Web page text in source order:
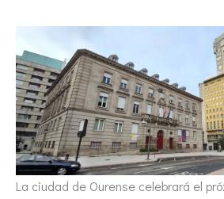
La ciudad de Ourense celebrará el